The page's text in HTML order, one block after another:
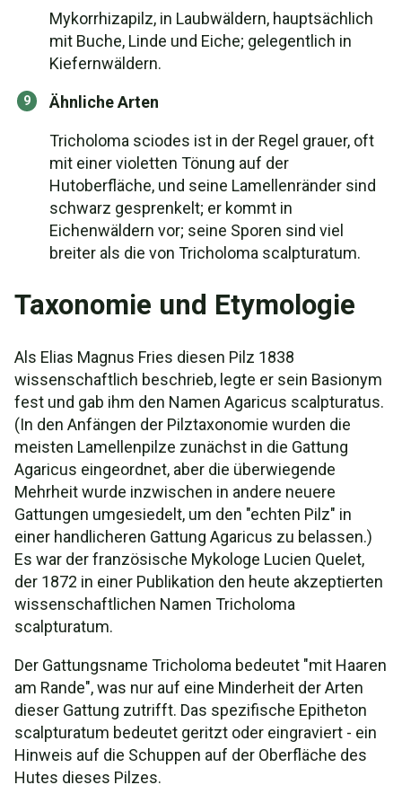
Mykorrhizapilz, in Laubwäldern, hauptsächlich
mit Buche, Linde und Eiche; gelegentlich in
Kiefernwäldern.
Ähnliche Arten
Tricholoma sciodes ist in der Regel grauer, oft
mit einer violetten Tönung auf der
Hutoberfläche, und seine Lamellenränder sind
schwarz gesprenkelt; er kommt in
Eichenwäldern vor; seine Sporen sind viel
breiter als die von Tricholoma scalpturatum.
Taxonomie und Etymologie
Als Elias Magnus Fries diesen Pilz 1838
wissenschaftlich beschrieb, legte er sein Basionym
fest und gab ihm den Namen Agaricus scalpturatus.
(In den Anfängen der Pilztaxonomie wurden die
meisten Lamellenpilze zunächst in die Gattung
Agaricus eingeordnet, aber die überwiegende
Mehrheit wurde inzwischen in andere neuere
Gattungen umgesiedelt, um den "echten Pilz" in
einer handlicheren Gattung Agaricus zu belassen.)
Es war der französische Mykologe Lucien Quelet,
der 1872 in einer Publikation den heute akzeptierten
wissenschaftlichen Namen Tricholoma
scalpturatum.
Der Gattungsname Tricholoma bedeutet "mit Haaren
am Rande", was nur auf eine Minderheit der Arten
dieser Gattung zutrifft. Das spezifische Epitheton
scalpturatum bedeutet geritzt oder eingraviert - ein
Hinweis auf die Schuppen auf der Oberfläche des
Hutes dieses Pilzes.